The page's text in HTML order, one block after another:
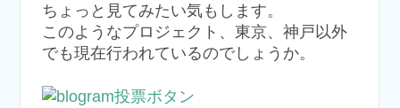
ちょっと見てみたい気もします。
このようなプロジェクト、東京、神戸以外
でも現在行われているのでしょうか。